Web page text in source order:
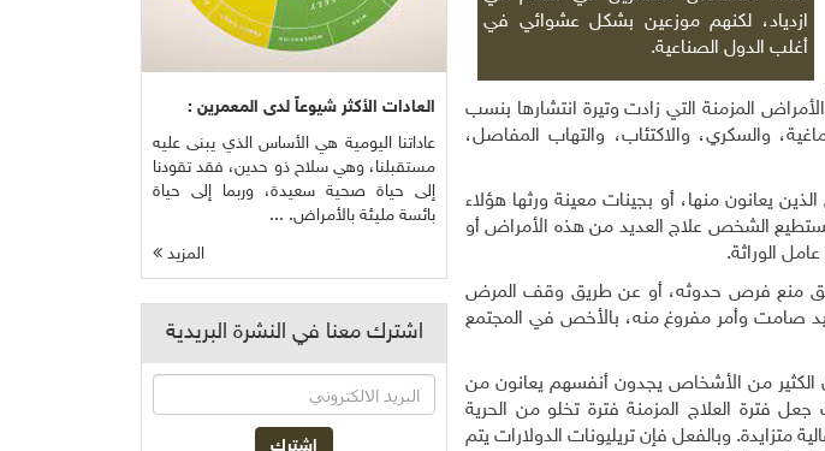
ازدياد، لكنهم موزعين بشكل عشوائي في
أغلب الدول الصناعية.
المزمنة التي زادت وتيرة انتشارها بنسب
والسكري، والاكتئاب، والتهاب المفاصل،
يعانون منها، أو بجينات معينة ورثها هؤلاء
الشخص علاج العديد من هذه الأمراض أو
الوراثة.
منع فرص حدوثه، أو عن طريق وقف المرض
صامت وأمر مفروغ منه، بالأخص في المجتمع
من الأشخاص يجدون أنفسهم يعانون من
فترة العلاج المزمنة فترة تخلو من الحرية
متزايدة. وبالفعل فإن تريليونات الدولارات يتم
العادات الأكثر شيوعاً لدى المعمرين :
عاداتنا اليومية هي الأساس الذي يبنى عليه
مستقبلنا، وهي سلاح ذو حدين، فقد تقودنا
إلى حياة صحية سعيدة، وربما إلى حياة
بائسة مليئة بالأمراض. ...
المزيد
اشترك معنا في النشرة البريدية